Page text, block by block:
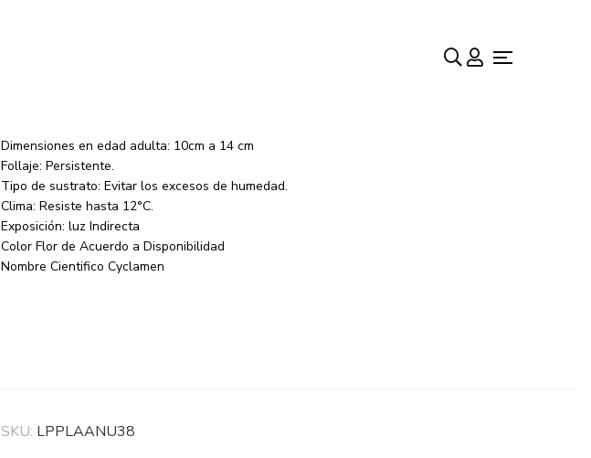
Dimensiones en edad adulta: 10cm a 14 cm
Follaje: Persistente.
Tipo de sustrato: Evitar los excesos de humedad.
Clima: Resiste hasta 12°C.
Exposición: luz Indirecta
Color Flor de Acuerdo a Disponibilidad
Nombre Cientifico Cyclamen
SKU: LPPLAANU38